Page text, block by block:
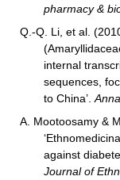
pharmacy &
Q.-Q. Li, et al.
internal
sequences,
to China’.
A. Mootoosamy &
against
Journal of